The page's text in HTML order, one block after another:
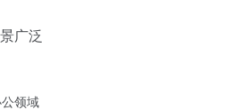
广泛
领域